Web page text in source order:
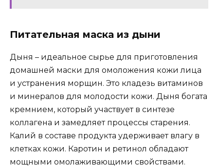
Питательная маска из дыни
Дыня – идеальное сырье для приготовления
домашней маски для омоложения кожи лица
и устранения морщин. Это кладезь витаминов
и минералов для молодости кожи. Дыня богата
кремнием, который участвует в синтезе
коллагена и замедляет процессы старения.
Калий в составе продукта удерживает влагу в
клетках кожи. Каротин и ретинол обладают
мощными омолаживающими свойствами.